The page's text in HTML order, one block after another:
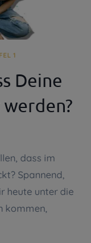
1
Deine
dass im
Spannend,
heute unter die
kommen,